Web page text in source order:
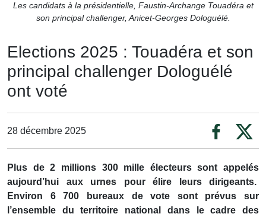
Les candidats à la présidentielle, Faustin-Archange Touadéra et
son principal challenger, Anicet-Georges Dologuélé.
Elections 2025 : Touadéra et son
principal challenger Dologuélé
ont voté
28 décembre 2025
Plus de 2 millions 300 mille électeurs sont appelés
aujourd’hui aux urnes pour élire leurs dirigeants.
Environ 6 700 bureaux de vote sont prévus sur
l’ensemble du territoire national dans le cadre des